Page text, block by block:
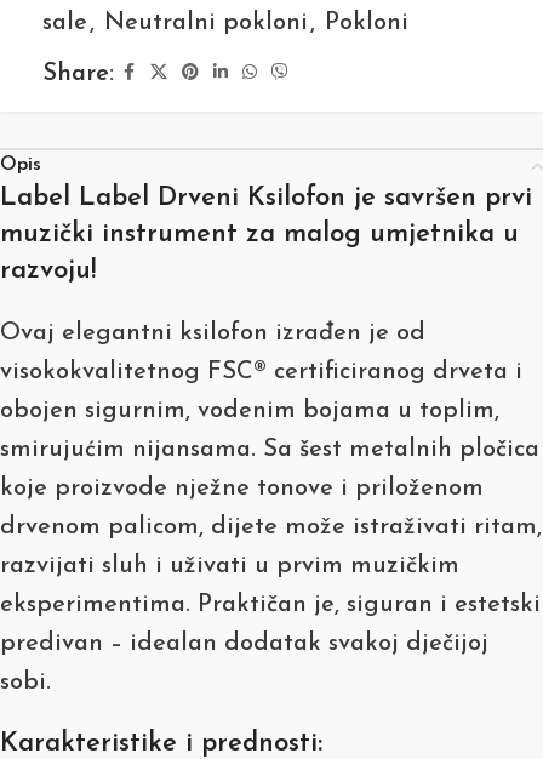
sale , Neutralni pokloni , Pokloni
Share:
Opis
Label Label Drveni Ksilofon je savršen prvi
muzički instrument za malog umjetnika u
razvoju!
Ovaj elegantni ksilofon izrađen je od
visokokvalitetnog FSC® certificiranog drveta i
obojen sigurnim, vodenim bojama u toplim,
smirujućim nijansama. Sa šest metalnih pločica
koje proizvode nježne tonove i priloženom
drvenom palicom, dijete može istraživati ritam,
razvijati sluh i uživati u prvim muzičkim
eksperimentima. Praktičan je, siguran i estetski
predivan – idealan dodatak svakoj dječijoj
sobi.
Karakteristike i prednosti: